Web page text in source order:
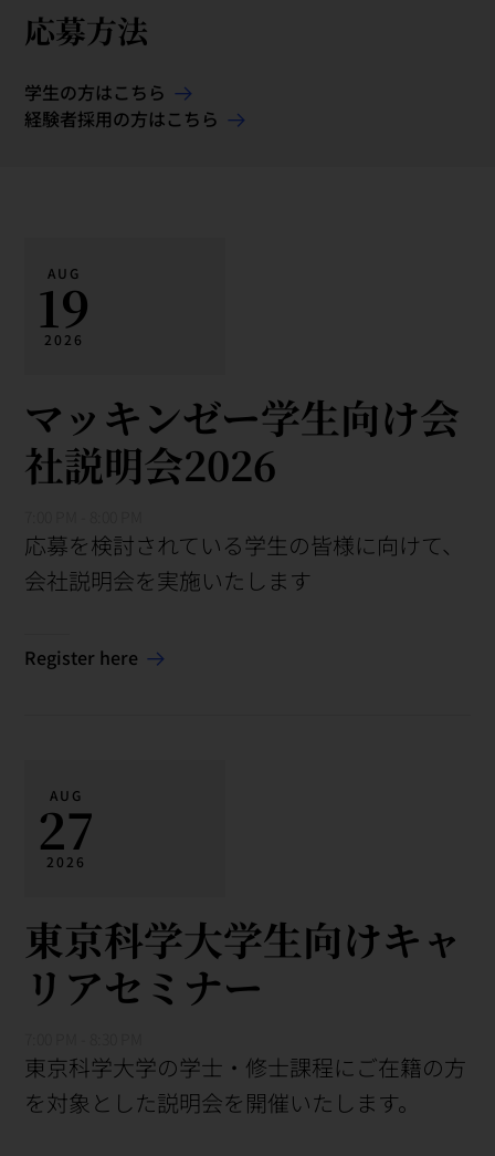
応募方法
学生の方はこちら
経験者採用の方はこちら
AUG
19
2026
マッキンゼー学生向け会
社説明会2026
応募を検討されている学生の皆様に向けて、
会社説明会を実施いたします
Register here
AUG
27
2026
東京科学大学生向けキャ
リアセミナー
東京科学大学の学士・修士課程にご在籍の方
を対象とした説明会を開催いたします。